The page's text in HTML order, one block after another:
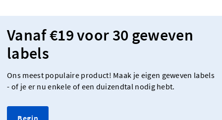
Vanaf €19 voor 30 geweven
labels
Ons meest populaire product! Maak je eigen geweven labels
- of je er nu enkele of een duizendtal nodig hebt.
Begin